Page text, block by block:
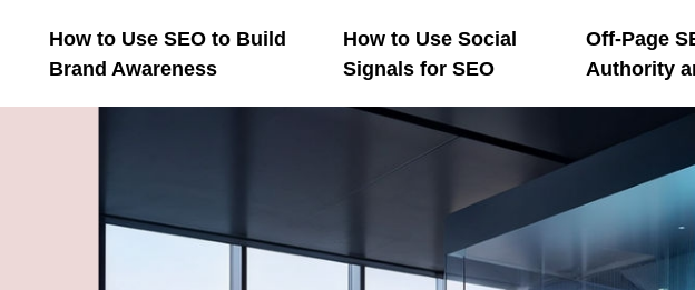
How to Use SEO to Build
Brand Awareness
How to Use Social
Signals for SEO
Off-Page
Authority